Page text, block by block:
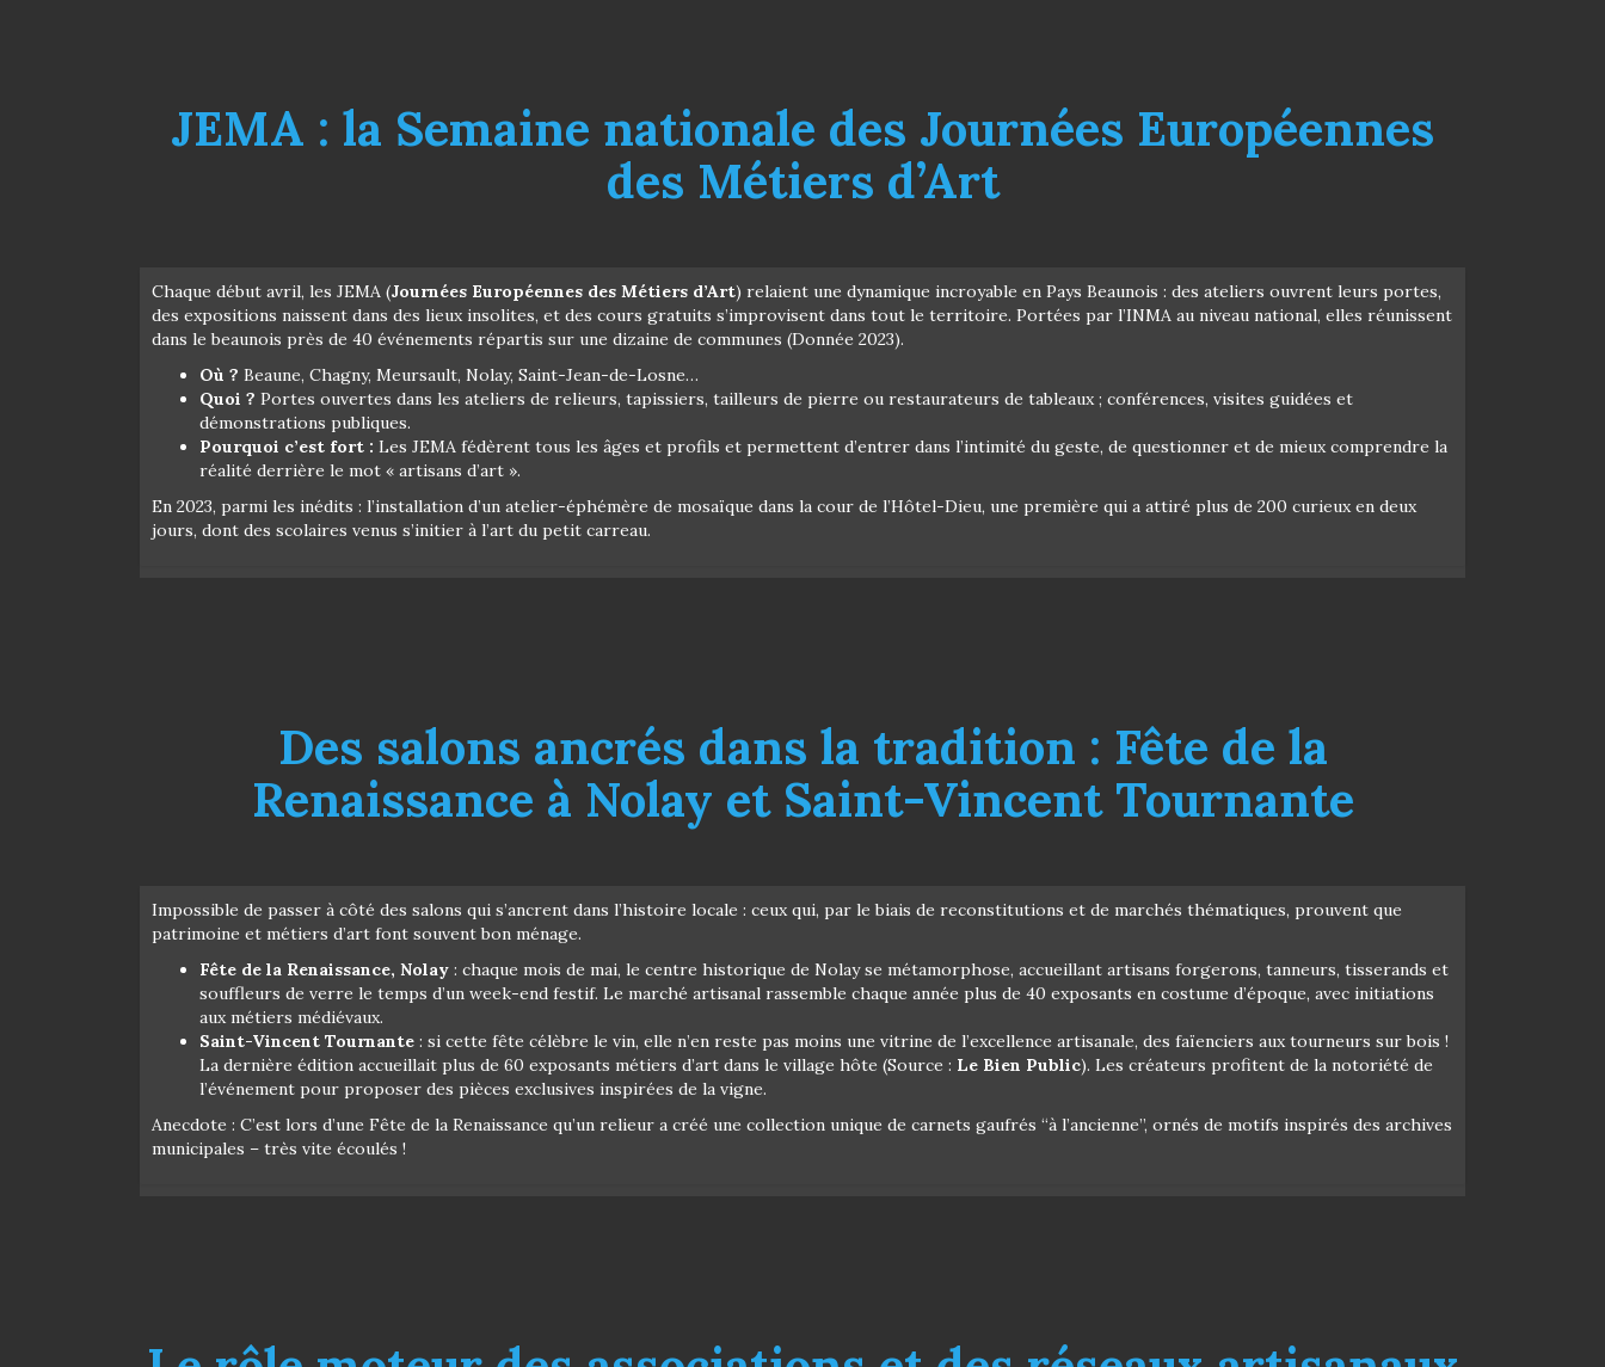
JEMA : la Semaine nationale des Journées Européennes
des Métiers d’Art
Chaque début avril, les JEMA (Journées Européennes des Métiers d’Art) relaient une dynamique incroyable en Pays Beaunois : des ateliers ouvrent leurs portes,
des expositions naissent dans des lieux insolites, et des cours gratuits s’improvisent dans tout le territoire. Portées par l’INMA au niveau national, elles réunissent
dans le beaunois près de 40 événements répartis sur une dizaine de communes (Donnée 2023).
Où ? Beaune, Chagny, Meursault, Nolay, Saint-Jean-de-Losne…
Quoi ? Portes ouvertes dans les ateliers de relieurs, tapissiers, tailleurs de pierre ou restaurateurs de tableaux ; conférences, visites guidées et
démonstrations publiques.
Pourquoi c’est fort : Les JEMA fédèrent tous les âges et profils et permettent d’entrer dans l’intimité du geste, de questionner et de mieux comprendre la
réalité derrière le mot « artisans d’art ».
En 2023, parmi les inédits : l’installation d’un atelier-éphémère de mosaïque dans la cour de l’Hôtel-Dieu, une première qui a attiré plus de 200 curieux en deux
jours, dont des scolaires venus s’initier à l’art du petit carreau.
Des salons ancrés dans la tradition : Fête de la
Renaissance à Nolay et Saint-Vincent Tournante
Impossible de passer à côté des salons qui s’ancrent dans l’histoire locale : ceux qui, par le biais de reconstitutions et de marchés thématiques, prouvent que
patrimoine et métiers d’art font souvent bon ménage.
Fête de la Renaissance, Nolay : chaque mois de mai, le centre historique de Nolay se métamorphose, accueillant artisans forgerons, tanneurs, tisserands et
souffleurs de verre le temps d’un week-end festif. Le marché artisanal rassemble chaque année plus de 40 exposants en costume d’époque, avec initiations
aux métiers médiévaux.
Saint-Vincent Tournante : si cette fête célèbre le vin, elle n’en reste pas moins une vitrine de l’excellence artisanale, des faïenciers aux tourneurs sur bois !
La dernière édition accueillait plus de 60 exposants métiers d’art dans le village hôte (Source : Le Bien Public). Les créateurs profitent de la notoriété de
l’événement pour proposer des pièces exclusives inspirées de la vigne.
Anecdote : C’est lors d’une Fête de la Renaissance qu’un relieur a créé une collection unique de carnets gaufrés “à l’ancienne”, ornés de motifs inspirés des archives
municipales – très vite écoulés !